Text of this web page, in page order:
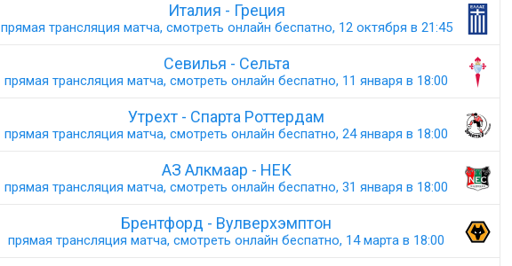
Италия - Греция
прямая трансляция матча, смотреть онлайн беспатно, 12 октября в 21:45
Севилья - Сельта
прямая трансляция матча, смотреть онлайн беспатно, 11 января в 18:00
Утрехт - Спарта Роттердам
прямая трансляция матча, смотреть онлайн беспатно, 24 января в 18:00
АЗ Алкмаар - НЕК
прямая трансляция матча, смотреть онлайн беспатно, 31 января в 18:00
Брентфорд - Вулверхэмптон
прямая трансляция матча, смотреть онлайн беспатно, 14 марта в 18:00